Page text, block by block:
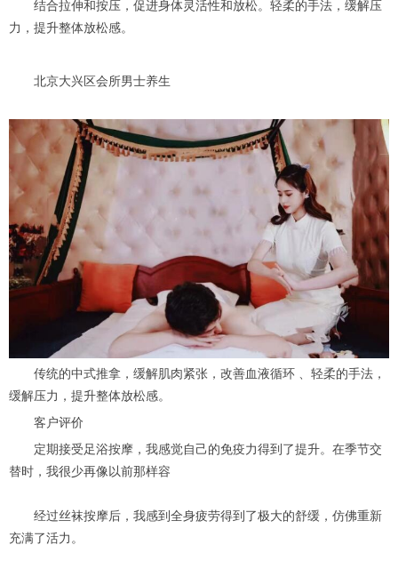
结合拉伸和按压，促进身体灵活性和放松。轻柔的手法，缓解压
力，提升整体放松感。
北京大兴区会所男士养生
传统的中式推拿，缓解肌肉紧张，改善血液循环 、轻柔的手法，
缓解压力，提升整体放松感。
客户评价
定期接受足浴按摩，我感觉自己的免疫力得到了提升。在季节交
替时，我很少再像以前那样容
经过丝袜按摩后，我感到全身疲劳得到了极大的舒缓，仿佛重新
充满了活力。